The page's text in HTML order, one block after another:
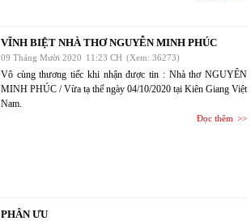
VĨNH BIỆT NHÀ THƠ NGUYỄN MINH PHÚC
09 Tháng Mười 2020 11:23 CH (Xem: 36273)
Vô cùng thương tiếc khi nhận được tin : Nhà thơ NGUYÊN
MINH PHÚC / Vừa tạ thế ngày 04/10/2020 tại Kiên Giang Việt
Nam.
Đọc thêm
PHÂN ƯU